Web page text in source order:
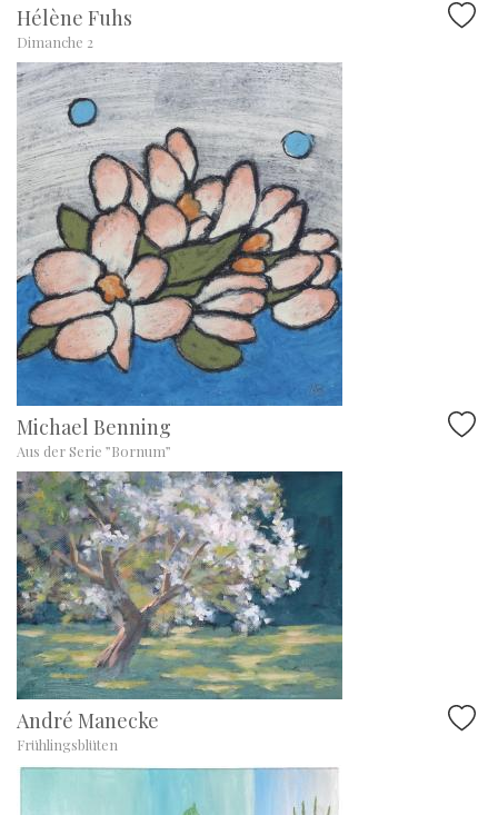
Hélène Fuhs
Dimanche 2
Michael Benning
Aus der Serie ”Bornum”
André Manecke
Frühlingsblüten